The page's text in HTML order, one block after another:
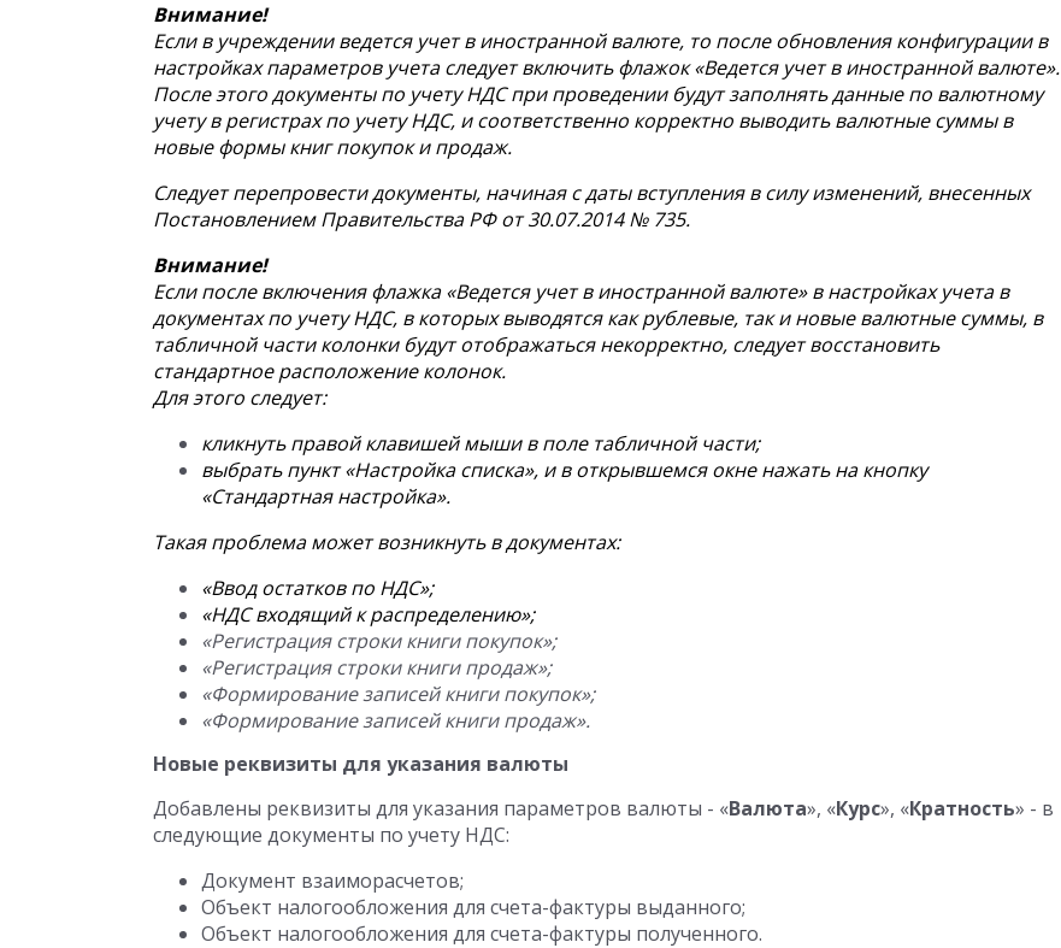
Внимание!
Если в учреждении ведется учет в иностранной валюте, то после обновления конфигурации в
настройках параметров учета следует включить флажок «Ведется учет в иностранной валюте».
После этого документы по учету НДС при проведении будут заполнять данные по валютному
учету в регистрах по учету НДС, и соответственно корректно выводить валютные суммы в
новые формы книг покупок и продаж.
Следует перепровести документы, начиная с даты вступления в силу изменений, внесенных
Постановлением Правительства РФ от 30.07.2014 № 735.
Внимание!
Если после включения флажка «Ведется учет в иностранной валюте» в настройках учета в
документах по учету НДС, в которых выводятся как рублевые, так и новые валютные суммы, в
табличной части колонки будут отображаться некорректно, следует восстановить
стандартное расположение колонок.
Для этого следует:
кликнуть правой клавишей мыши в поле табличной части;
выбрать пункт «Настройка списка», и в открывшемся окне нажать на кнопку
«Стандартная настройка».
Такая проблема может возникнуть в документах:
«Ввод остатков по НДС»;
«НДС входящий к распределению»;
«Регистрация строки книги покупок»;
«Регистрация строки книги продаж»;
«Формирование записей книги покупок»;
«Формирование записей книги продаж».
Новые реквизиты для указания валюты
Добавлены реквизиты для указания параметров валюты - «Валюта», «Курс», «Кратность» - в
следующие документы по учету НДС:
Документ взаиморасчетов;
Объект налогообложения для счета-фактуры выданного;
Объект налогообложения для счета-фактуры полученного.